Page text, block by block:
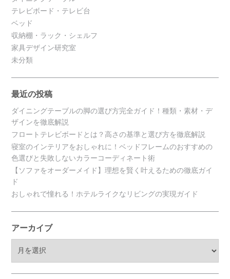
テレビボード・テレビ台
ベッド
収納棚・ラック・シェルフ
家具デザイン研究室
未分類
最近の投稿
ダイニングテーブルの脚の選び方完全ガイド！種類・素材・デ
ザインを徹底解説
フロートテレビボードとは？高さの基準と選び方を徹底解説
寝室のインテリアをおしゃれに！ベッドフレームのおすすめの
色選びと失敗しないカラーコーディネート術
【ソファをオーダーメイド】理想を賢く叶えるための徹底ガイ
ド
おしゃれで憧れる！ホテルライクなリビングの実現ガイド
アーカイブ